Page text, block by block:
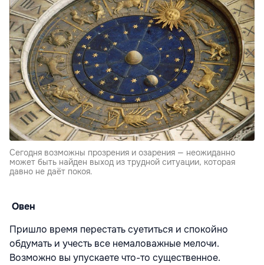
Сегодня возможны прозрения и озарения — неожиданно
может быть найден выход из трудной ситуации, которая
давно не даёт покоя.
Овен
Пришло время перестать суетиться и спокойно
обдумать и учесть все немаловажные мелочи.
Возможно вы упускаете что-то существенное.